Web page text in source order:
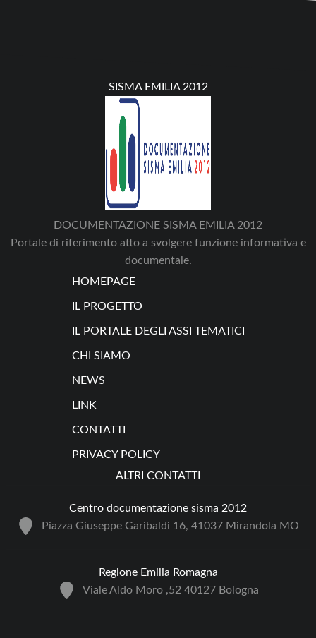
SISMA EMILIA 2012
DOCUMENTAZIONE SISMA EMILIA 2012
Portale di riferimento atto a svolgere funzione informativa e
documentale.
HOMEPAGE
IL PROGETTO
IL PORTALE DEGLI ASSI TEMATICI
CHI SIAMO
NEWS
LINK
CONTATTI
PRIVACY POLICY
ALTRI CONTATTI
Centro documentazione sisma 2012
Piazza Giuseppe Garibaldi 16, 41037 Mirandola MO
Regione Emilia Romagna
Viale Aldo Moro ,52 40127 Bologna